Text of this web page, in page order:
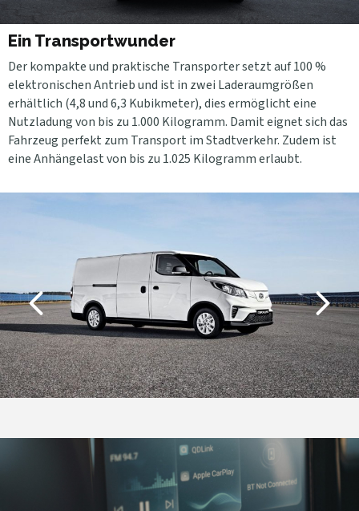
Ein Transportwunder
Der kompakte und praktische Transporter setzt auf 100 %
elektronischen Antrieb und ist in zwei Laderaumgrößen
erhältlich (4,8 und 6,3 Kubikmeter), dies ermöglicht eine
Nutzladung von bis zu 1.000 Kilogramm. Damit eignet sich das
Fahrzeug perfekt zum Transport im Stadtverkehr. Zudem ist
eine Anhängelast von bis zu 1.025 Kilogramm erlaubt.